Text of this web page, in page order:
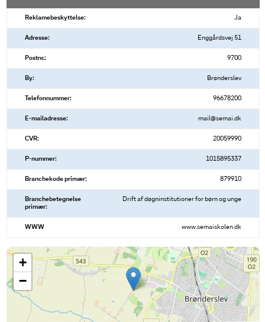
Reklamebeskyttelse: Ja
Adresse: Enggårdsvej 51
Postnr.: 9700
By: Brønderslev
Telefonnummer: 96678200
E-mailadresse: mail@semai.dk
CVR: 20059990
P-nummer: 1015895337
Branchekode primær: 879910
Branchebetegnelse
primær:
Drift af døgninstitutioner for børn og unge
WWW www.semaiskolen.dk
+
−